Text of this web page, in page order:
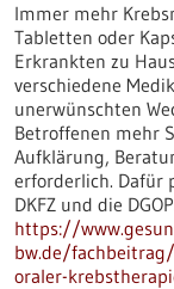
Immer mehr
Tabletten oder
Erkrankten zu
verschiedene
unerwünschten
Betroffenen mehr
Aufklärung,
erforderlich. Dafür
DKFZ und die
https://
bw.de/
oraler-